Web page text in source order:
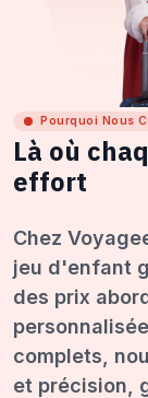
Pourquoi Nous
Là où
effort
Chez
jeu d'enfant
des prix
complets,
et précision,